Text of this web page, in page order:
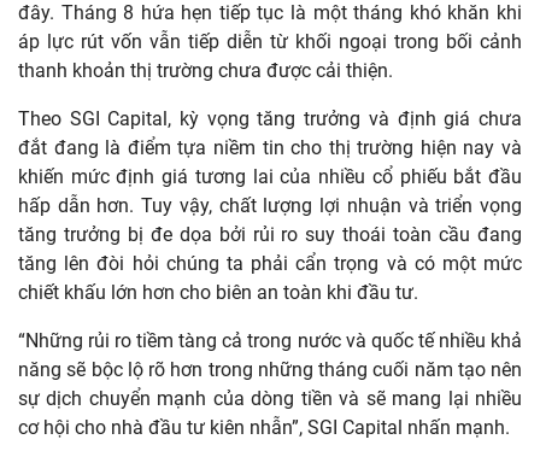
đây. Tháng 8 hứa hẹn tiếp tục là một tháng khó khăn khi
áp lực rút vốn vẫn tiếp diễn từ khối ngoại trong bối cảnh
thanh khoản thị trường chưa được cải thiện.
Theo SGI Capital, kỳ vọng tăng trưởng và định giá chưa
đắt đang là điểm tựa niềm tin cho thị trường hiện nay và
khiến mức định giá tương lai của nhiều cổ phiếu bắt đầu
hấp dẫn hơn. Tuy vậy, chất lượng lợi nhuận và triển vọng
tăng trưởng bị đe dọa bởi rủi ro suy thoái toàn cầu đang
tăng lên đòi hỏi chúng ta phải cẩn trọng và có một mức
chiết khấu lớn hơn cho biên an toàn khi đầu tư.
“Những rủi ro tiềm tàng cả trong nước và quốc tế nhiều khả
năng sẽ bộc lộ rõ hơn trong những tháng cuối năm tạo nên
sự dịch chuyển mạnh của dòng tiền và sẽ mang lại nhiều
cơ hội cho nhà đầu tư kiên nhẫn”, SGI Capital nhấn mạnh.